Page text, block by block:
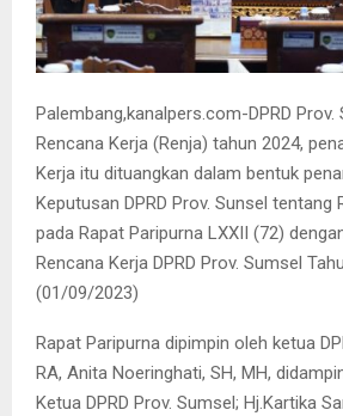
Palembang,kanalpers.com-DPRD
Rencana Kerja (Renja) tahun 2024,
Kerja itu dituangkan dalam bentuk
Keputusan DPRD Prov. Sunsel tentang
pada Rapat Paripurna LXXII (72)
Rencana Kerja DPRD Prov. Sumsel
(01/09/2023)
Rapat Paripurna dipimpin oleh ketua
RA, Anita Noeringhati, SH, MH,
Ketua DPRD Prov. Sumsel; Hj.Kartika